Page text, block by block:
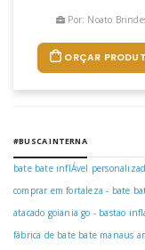
Por: Noato
ORÇAR
#BUSCA INTERNA
bate bate inflÁvel
comprar em fortaleza - bate
atacado goiania go - bastao
fábrica de bate bate manaus